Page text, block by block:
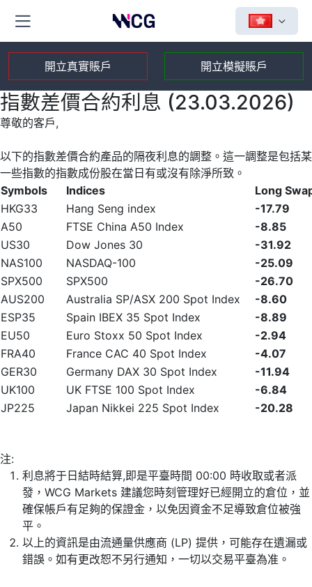
開立真實賬戶 開立模擬賬戶
指數差價合約利息 (23.03.2026)
尊敬的客戶,
以下的指數差價合約產品的隔夜利息的調整。這一調整是包括某
一些指數的指數成份股在當日有或沒有除淨所致。
Symbols
Indices
Long
HKG33
Hang Seng index
-17.79
A50
FTSE China A50 Index
-8.85
US30
Dow Jones 30
-31.92
NAS100
NASDAQ-100
-25.09
SPX500
SPX500
-26.70
AUS200
Australia SP/ASX 200 Spot Index
-8.60
ESP35
Spain IBEX 35 Spot Index
-8.89
EU50
Euro Stoxx 50 Spot Index
-2.94
FRA40
France CAC 40 Spot Index
-4.07
GER30
Germany DAX 30 Spot Index
-11.94
UK100
UK FTSE 100 Spot Index
-6.84
JP225
Japan Nikkei 225 Spot Index -20.28
注:
利息將于日結時結算,即是平臺時間 00:00 時收取或者派
發，WCG Markets 建議您時刻管理好已經開立的倉位，並
確保帳戶有足夠的保證金，以免因資金不足導致倉位被強
平。
以上的資訊是由流通量供應商 (LP) 提供，可能存在遺漏或
錯誤。如有更改恕不另行通知，一切以交易平臺為准。